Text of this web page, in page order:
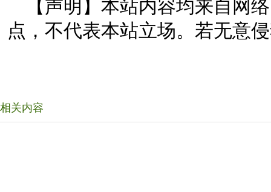
【声明】本站内容均来自网
点，不代表本站立场。若无意
相关内容